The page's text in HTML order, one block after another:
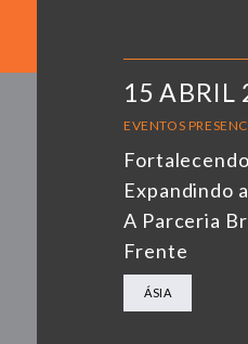
15 ABRIL
EVENTOS
Expandindo
A Parceria
Frente
ÁSIA